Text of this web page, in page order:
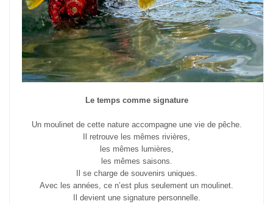
Le temps comme signature
Un moulinet de cette nature accompagne une vie de pêche.
Il retrouve les mêmes rivières,
les mêmes lumières,
les mêmes saisons.
Il se charge de souvenirs uniques.
Avec les années, ce n’est plus seulement un moulinet.
Il devient une signature personnelle.